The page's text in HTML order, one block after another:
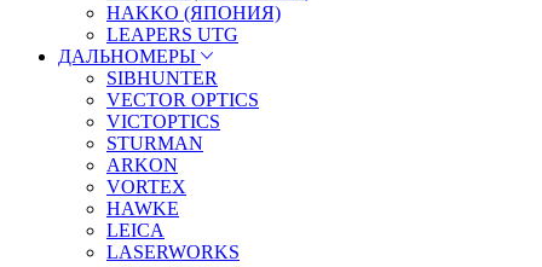
HAKKO (ЯПОНИЯ)
LEAPERS UTG
ДАЛЬНОМЕРЫ
SIBHUNTER
VECTOR OPTICS
VICTOPTICS
STURMAN
ARKON
VORTEX
HAWKE
LEICA
LASERWORKS